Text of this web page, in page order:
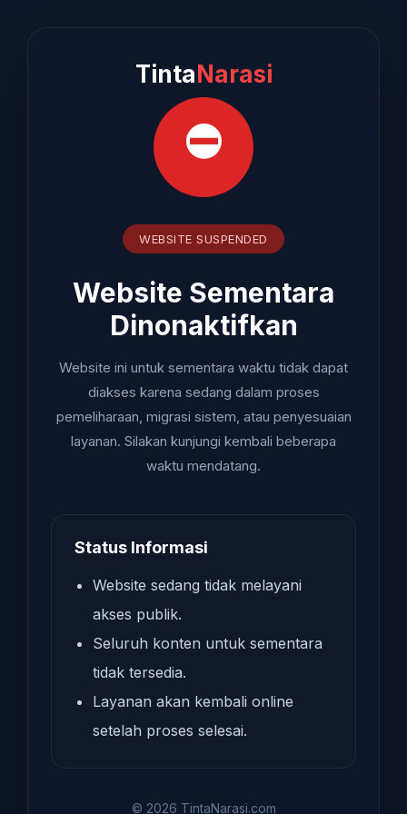
TintaNarasi
⛔
WEBSITE SUSPENDED
Website Sementara
Dinonaktifkan
Website ini untuk sementara waktu tidak dapat
diakses karena sedang dalam proses
pemeliharaan, migrasi sistem, atau penyesuaian
layanan. Silakan kunjungi kembali beberapa
waktu mendatang.
Status Informasi
Website sedang tidak melayani
akses publik.
Seluruh konten untuk sementara
tidak tersedia.
Layanan akan kembali online
setelah proses selesai.
© 2026 TintaNarasi.com